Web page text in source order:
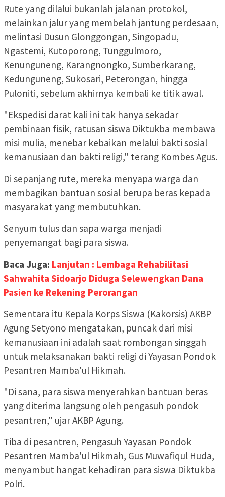
Rute yang dilalui bukanlah jalanan protokol,
melainkan jalur yang membelah jantung perdesaan,
melintasi Dusun Glonggongan, Singopadu,
Ngastemi, Kutoporong, Tunggulmoro,
Kenunguneng, Karangnongko, Sumberkarang,
Kedunguneng, Sukosari, Peterongan, hingga
Puloniti, sebelum akhirnya kembali ke titik awal.
"Ekspedisi darat kali ini tak hanya sekadar
pembinaan fisik, ratusan siswa Diktukba membawa
misi mulia, menebar kebaikan melalui bakti sosial
kemanusiaan dan bakti religi," terang Kombes Agus.
Di sepanjang rute, mereka menyapa warga dan
membagikan bantuan sosial berupa beras kepada
masyarakat yang membutuhkan.
Senyum tulus dan sapa warga menjadi
penyemangat bagi para siswa.
Baca Juga: Lanjutan : Lembaga Rehabilitasi
Sahwahita Sidoarjo Diduga Selewengkan Dana
Pasien ke Rekening Perorangan
Sementara itu Kepala Korps Siswa (Kakorsis) AKBP
Agung Setyono mengatakan, puncak dari misi
kemanusiaan ini adalah saat rombongan singgah
untuk melaksanakan bakti religi di Yayasan Pondok
Pesantren Mamba'ul Hikmah.
"Di sana, para siswa menyerahkan bantuan beras
yang diterima langsung oleh pengasuh pondok
pesantren," ujar AKBP Agung.
Tiba di pesantren, Pengasuh Yayasan Pondok
Pesantren Mamba'ul Hikmah, Gus Muwafiqul Huda,
menyambut hangat kehadiran para siswa Diktukba
Polri.